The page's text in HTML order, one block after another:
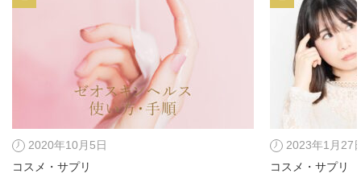
クリニックについて
施術症例
2020年10月5日
コスメ・サプリ
2023年1月27
コスメ・サプリ